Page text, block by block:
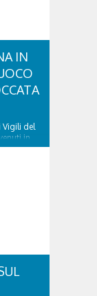
IN
Vigili del
in
di Calalzo